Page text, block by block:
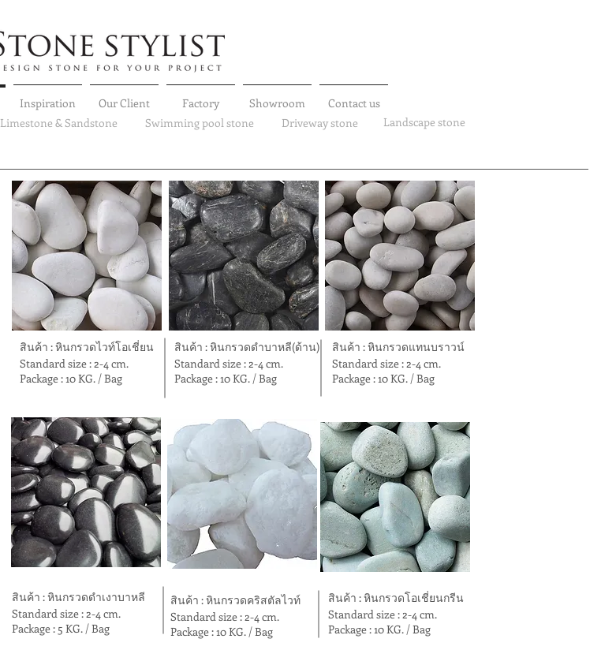
Inspiration Our Client Factory Showroom
Contact us
Limestone & Sandstone Swimming pool stone Driveway stone Landscape stone
สินค้า : หินกรวดไวท์โอเชี่ยน
Standard size : 2-4 cm.
Package : 10 KG. / Bag
สินค้า : หินกรวดดำบาหลี(ด้าน)
Standard size : 2-4 cm.
Package : 10 KG. / Bag
สินค้า : หินกรวดแทนบราวน์
Standard size : 2-4 cm.
Package : 10 KG. / Bag
สินค้า : หินกรวดดำเงาบาหลี
Standard size : 2-4 cm.
Package : 5 KG. / Bag
สินค้า : หินกรวดคริสตัลไวท์
Standard size : 2-4 cm.
Package : 10 KG. / Bag
สินค้า : หินกรวดโอเชี่ยนกรีน
Standard size : 2-4 cm.
Package : 10 KG. / Bag